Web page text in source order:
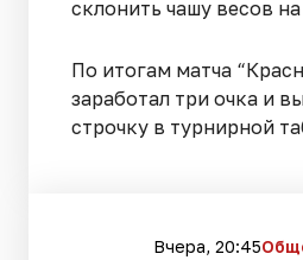
склонить чашу весов
По итогам матча
заработал три очка и
строчку в турнирной
Вчера, 20:45